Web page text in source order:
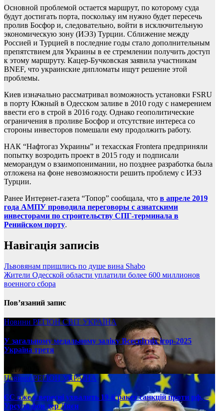
Основной проблемой остается маршрут, по которому суда
будут достигать порта, поскольку им нужно будет пересечь
пролив Босфор и, следовательно, войти в исключительную
экономическую зону (ИЭЗ) Турции. Сближение между
Россией и Турцией в последние годы стало дополнительным
препятствием для Украины в ее стремлении получить доступ
к этому маршруту. Кацер-Бучковская заявила участникам
BNEF, что украинские дипломаты ищут решение этой
проблемы.
Киев изначально рассматривал возможность установки FSRU
в порту Южный в Одесском заливе в 2010 году с намерением
ввести его в строй в 2016 году. Однако геополитические
ограничения в проливе Босфор и отсутствие интереса со
стороны инвесторов помешали ему продолжить работу.
НАК “Нафтогаз Украины” и техасская Frontera предприняли
попытку возродить проект в 2015 году и подписали
меморандум о взаимопонимании, но позднее разработка была
отложена на фоне невозможности решить проблему с ИЭЗ
Турции.
Ранее Интернет-газета “Топор” сообщала, что в апреле 2019
года АМПУ проводила переговоры с азиатскими
инвесторами по строительству СПГ-терминала в
Ренийском порту.
Навігація записів
Львовянам пришлись по душе вина Shabo
Жители Одесской области уплатили более 600 миллионов
военного сбора
Пов’язаний запис
Новини РЕГІОНСВІТ УКРАЇНА
У загальному медальному заліку Всесвітніх ігор-2025
Україна третя
08.17.2025
НовиниРЕГІОН УКРАЇНА
ЄС вже у вересні ухвалить 19-й ракет санкцій проти рф, –
Урсула фон дер Ляєн